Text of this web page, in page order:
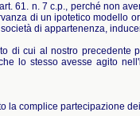
61. n. 7 c.p., perché non
di un ipotetico modello
di appartenenza,
di cui al nostro precedente
lo stesso avesse agito
la complice partecipazione